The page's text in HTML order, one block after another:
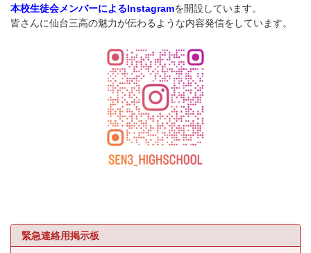
本校生徒会メンバーによるInstagramを開設しています。
皆さんに仙台三高の魅力が伝わるような内容発信をしています。
緊急連絡用掲示板